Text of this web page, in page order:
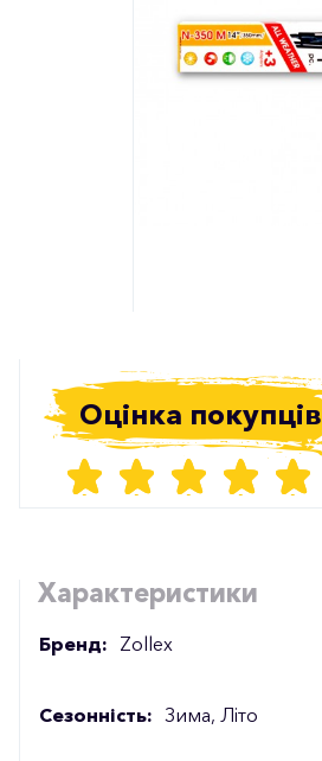
Оцінка покупців
Характеристики
Бренд: Zollex
Сезонність: Зима, Літо